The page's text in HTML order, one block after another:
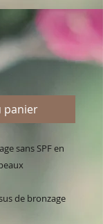
panier
sans SPF en
de bronzage